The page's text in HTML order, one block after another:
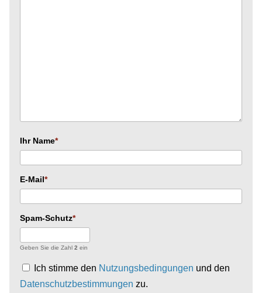
Ihr Name
E-Mail
Spam-Schutz
Geben Sie die Zahl 2 ein
Ich stimme den Nutzungsbedingungen und den
Datenschutzbestimmungen zu.